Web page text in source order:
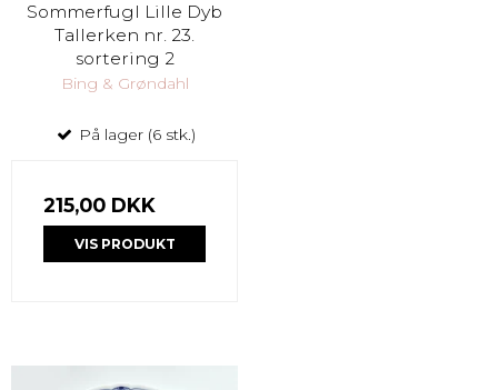
Sommerfugl Lille Dyb
Tallerken nr. 23.
sortering 2
Bing & Grøndahl
På lager (6 stk.)
215,00 DKK
VIS PRODUKT